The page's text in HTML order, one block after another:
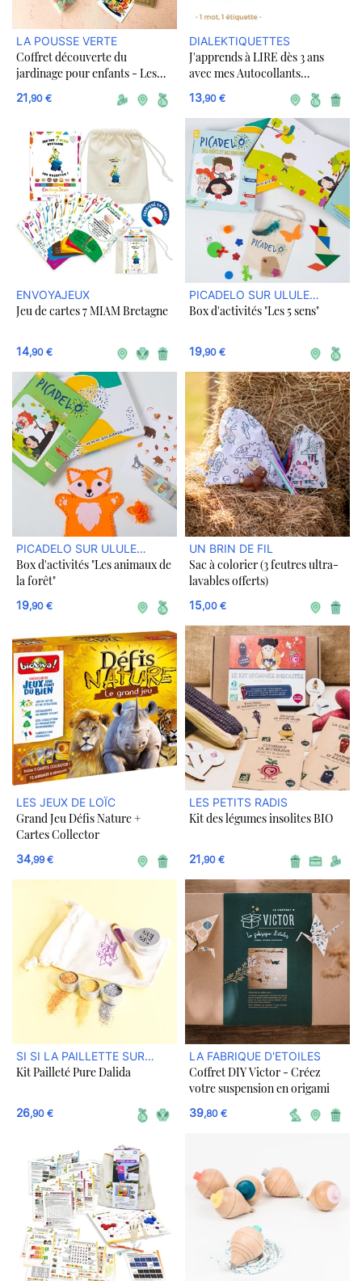
LA POUSSE VERTE
Coffret découverte du
jardinage pour enfants - Les
Petits Curieux
21,90 €
DIALEKTIQUETTES
J'apprends à LIRE dès 3 ans
avec mes Autocollants
Amovibles | 88 mots |
Vocabulaire de la maison
13,90 €
ENVOYAJEUX
Jeu de cartes 7 MIAM Bretagne
14,90 €
PICADELO SUR ULULE
BOUTIQUE
Box d'activités "Les 5 sens"
19,90 €
PICADELO SUR ULULE
BOUTIQUE
Box d'activités "Les animaux de
la forêt"
19,90 €
UN BRIN DE FIL
Sac à colorier (3 feutres ultra-
lavables offerts)
15,00 €
LES JEUX DE LOÏC
Grand Jeu Défis Nature +
Cartes Collector
34,99 €
LES PETITS RADIS
Kit des légumes insolites BIO
21,90 €
SI SI LA PAILLETTE SUR
ULULE BOUTIQUE
Kit Pailleté Pure Dalida
26,90 €
LA FABRIQUE D'ETOILES
Coffret DIY Victor - Créez
votre suspension en origami
39,80 €